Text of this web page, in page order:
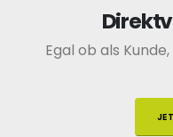
Egal ob als